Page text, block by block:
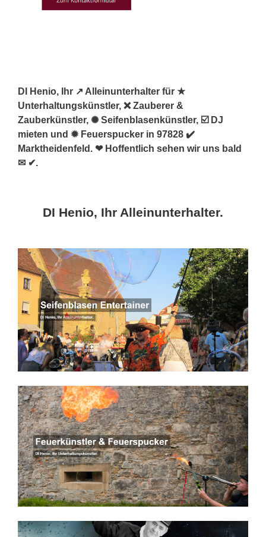
DI Henio, Ihr ↗️ Alleinunterhalter für ★
Unterhaltungskünstler, ❌ Zauberer &
Zauberkünstler, ✺ Seifenblasenkünstler, ☑️ DJ
mieten und ✹ Feuerspucker in 97828 ✔️
Marktheidenfeld. ❤ Hoffentlich sehen wir uns bald
✉ ✔.
DI Henio, Ihr Alleinunterhalter.